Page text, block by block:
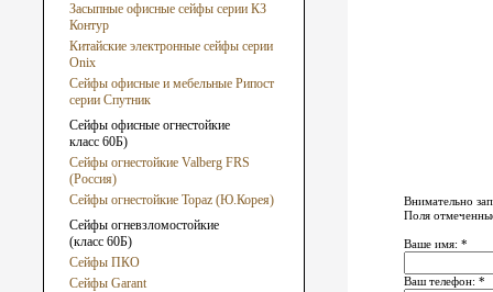
Засыпные офисные сейфы серии КЗ
Контур
Китайские электронные сейфы серии
Onix
Сейфы офисные и мебельные Рипост
серии Спутник
Сейфы офисные огнестойкие
класс 60Б)
Сейфы огнестойкие Valberg FRS
(Россия)
Сейфы огнестойкие Topaz (Ю.Корея)
Сейфы огневзломостойкие
(класс 60Б)
Сейфы ПКО
Сейфы Garant
Внимательно
Поля
Ваше имя: *
Ваш телефон: *